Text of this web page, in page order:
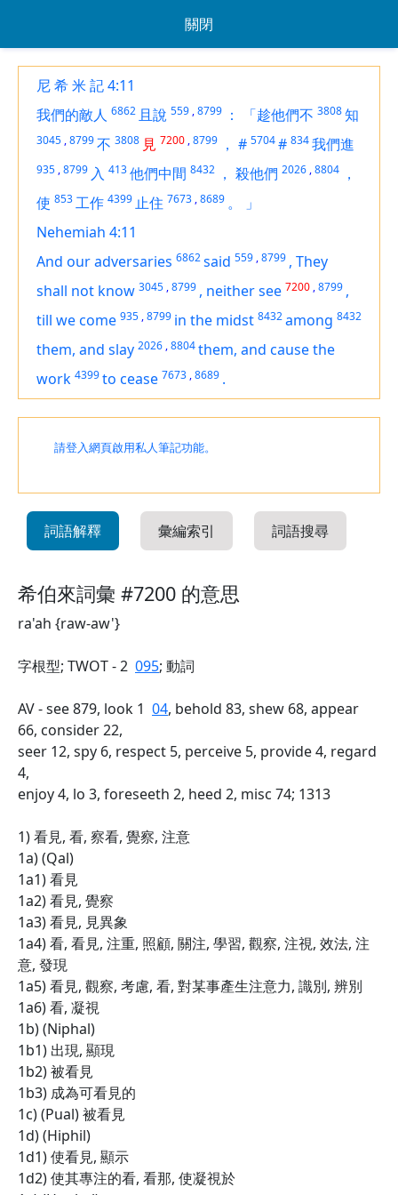
關閉
尼 希 米 記 4:11
我們的敵人 6862 且說 559 ,8799 ： 「趁他們不 3808知
3045 ,8799不 3808 見 7200 ,8799 ， # 5704# 834我們進
935 ,8799 入 413他們中間 8432 ， 殺他們 2026 ,8804 ，
使 853工作 4399止住 7673 ,8689 。
」
Nehemiah 4:11
And our adversaries 6862said 559 ,8799 , They
shall not know 3045 ,8799 , neither see 7200 ,8799 ,
till we come 935 ,8799 in the midst 8432among 8432
them, and slay 2026 ,8804them, and cause the
work 4399to cease 7673 ,8689 .
請登入網頁啟用私人筆記功能。
詞語解釋 彙編索引 詞語搜尋
希伯來詞彙 #7200 的意思
ra'ah {raw-aw'}
字根型; TWOT - 2 095; 動詞
AV - see 879, look 1 04, behold 83, shew 68, appear
66, consider 22,
seer 12, spy 6, respect 5, perceive 5, provide 4, regard
4,
enjoy 4, lo 3, foreseeth 2, heed 2, misc 74; 1313
1) 看見, 看, 察看, 覺察, 注意
1a) (Qal)
1a1) 看見
1a2) 看見, 覺察
1a3) 看見, 見異象
1a4) 看, 看見, 注重, 照顧, 關注, 學習, 觀察, 注視, 效法, 注
意, 發現
1a5) 看見, 觀察, 考慮, 看, 對某事產生注意力, 識別, 辨別
1a6) 看, 凝視
1b) (Niphal)
1b1) 出現, 顯現
1b2) 被看見
1b3) 成為可看見的
1c) (Pual) 被看見
1d) (Hiphil)
1d1) 使看見, 顯示
1d2) 使其專注的看, 看那, 使凝視於